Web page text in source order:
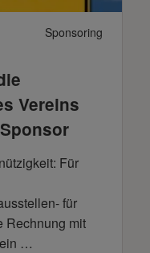
Sponsoring
Vereins
Für
für
Rechnung mit
…